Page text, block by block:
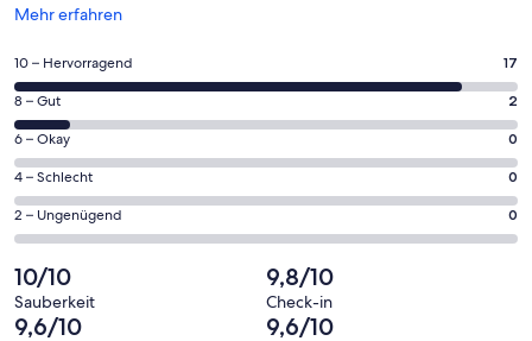
Mehr erfahren
Wird
einem
neuen
Fenster
geöffnet
17
von
insgesamt
19
Gästebewertungen
haben
eine
Bewertung
von
10
-
10 – Hervorragend 17
2
von
insgesamt
19
Gästebewertungen
haben
Bewertung
von
8
8 – Gut 2
0
von
insgesamt
19
Gästebewertungen
haben
eine
Bewertung
6 – Okay 0
0
von
insgesamt
Gästebewertungen
haben
eine
4 – Schlecht 0
0
von
insgesamt
19
Gästebewertungen
2 – Ungenügend 0
10/10
Sauberkeit
9,8/10
Check-in
9,6/10 9,6/10